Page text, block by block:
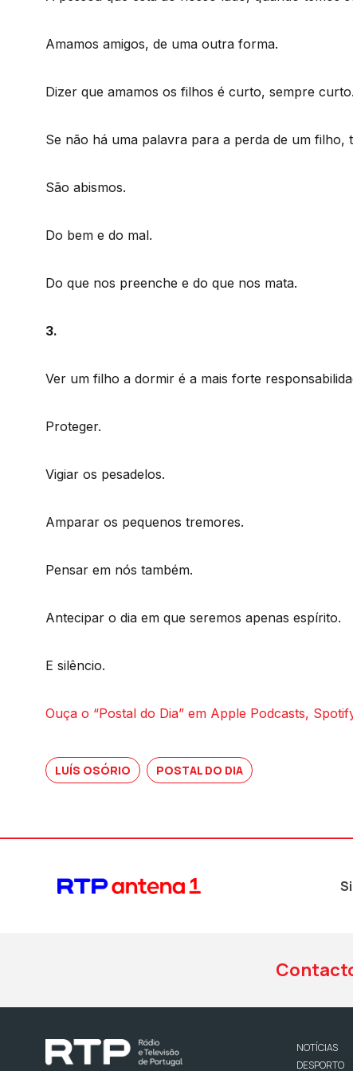
Amamos amigos, de uma outra forma.
Dizer que amamos os filhos é curto, sempre curto.
Se não há uma palavra para a perda de um filho,
São abismos.
Do bem e do mal.
Do que nos preenche e do que nos mata.
3.
Ver um filho a dormir é a mais forte
Proteger.
Vigiar os pesadelos.
Amparar os pequenos tremores.
Pensar em nós também.
Antecipar o dia em que seremos apenas espírito.
E silêncio.
Ouça o “Postal do Dia” em Apple Podcasts,
LUÍS OSÓRIO POSTAL DO DIA
NOTÍCIAS
DESPORTO